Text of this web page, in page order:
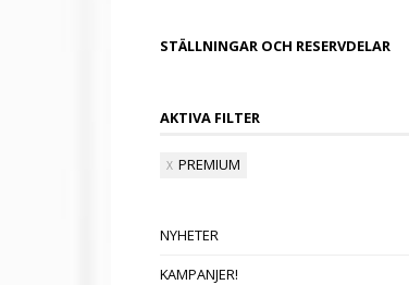
STÄLLNINGAR OCH RESERVDELAR
AKTIVA FILTER
PREMIUM
NYHETER
KAMPANJER!